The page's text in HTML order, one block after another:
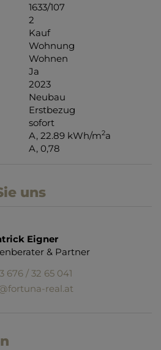
1633/107
2
Kauf
Wohnung
Wohnen
Ja
2023
Neubau
Erstbezug
sofort
A, 22.89 kWh/m2a
A, 0,78
uns
Eigner
& Partner
676 / 32 65 041
real.at